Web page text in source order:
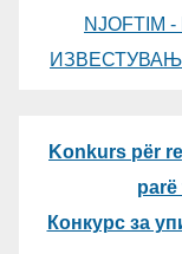
NJOFTIM
ИЗВЕСТУВАЊЕ
Konkurs për
parë
Конкурс за